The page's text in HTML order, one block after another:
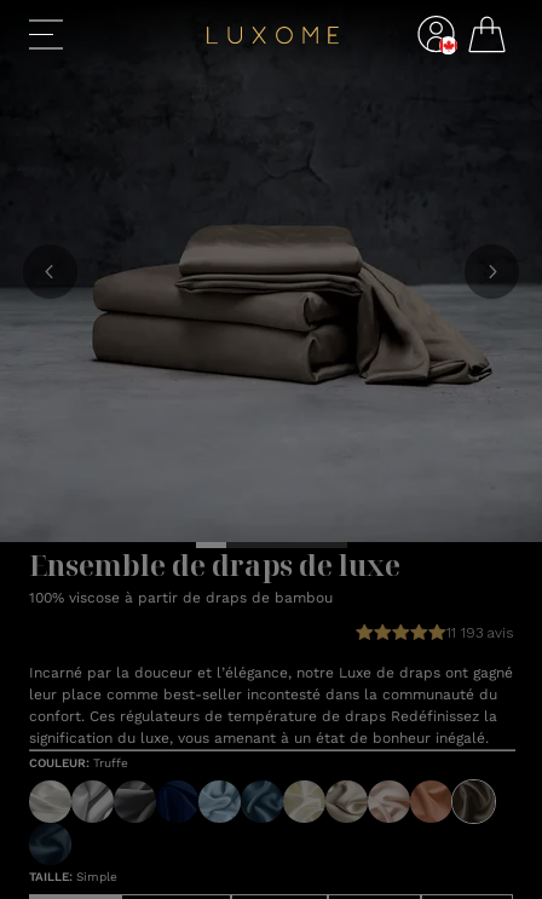
Ensemble de draps de luxe
100% viscose à partir de draps de bambou
11 193 avis
Incarné par la douceur et l’élégance, notre Luxe de draps ont gagné
leur place comme best-seller incontesté dans la communauté du
confort. Ces régulateurs de température de draps Redéfinissez la
signification du luxe, vous amenant à un état de bonheur inégalé.
COULEUR: Truffe
TAILLE: Simple